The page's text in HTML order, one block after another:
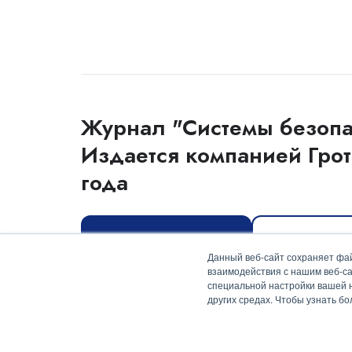
Данный веб-сайт сохраняет
взаимодействия с нашим веб-
специальной настройки вашей
других средах. Чтобы узнать
Журнал "Системы
Издается компанией
года
Оформить подписку Скачать